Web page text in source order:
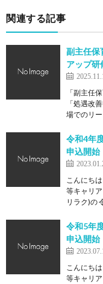
関連する記事
副主任保
アップ研
「副主任
「処遇改
場でのリ
令和4年
申込開始
こんにち
等キャリ
リラク)の
令和5年
申込開始
こんにち
等キャリ